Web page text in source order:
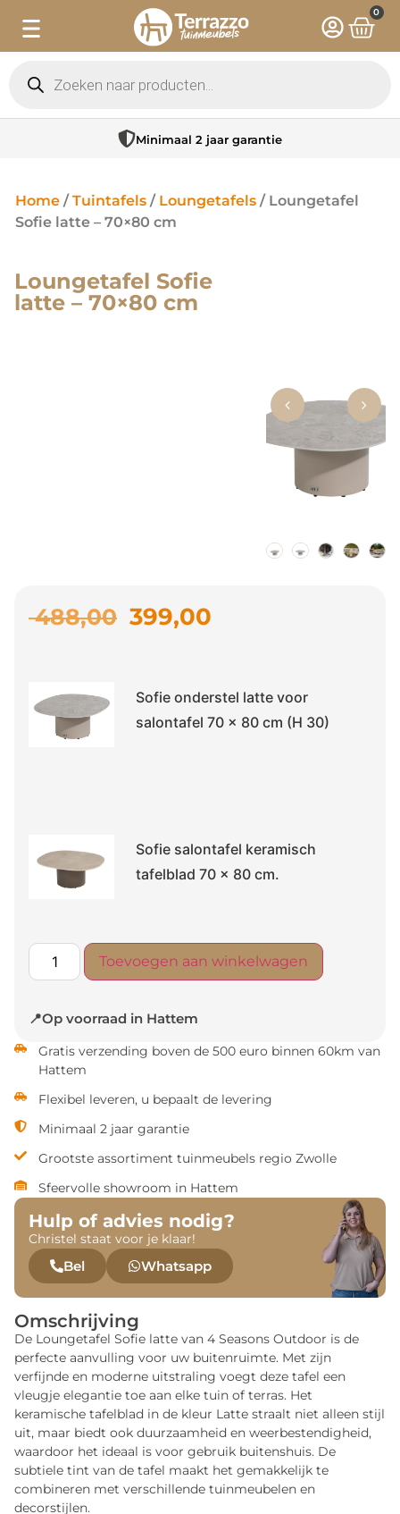
0
Minimaal 2 jaar garantie
Home /Tuintafels / Loungetafels / Loungetafel
Sofie latte – 70×80 cm
Loungetafel Sofie
latte – 70×80 cm
488,00 399,00
Sofie onderstel latte voor
salontafel 70 x 80 cm (H 30)
Sofie salontafel keramisch
tafelblad 70 x 80 cm.
Toevoegen aan winkelwagen
📍Op voorraad in Hattem
Gratis verzending boven de 500 euro binnen 60km van
Hattem
Flexibel leveren, u bepaalt de levering
Minimaal 2 jaar garantie
Grootste assortiment tuinmeubels regio Zwolle
Sfeervolle showroom in Hattem
Hulp of advies nodig?
Christel staat voor je klaar!
Bel Whatsapp
Omschrijving
De Loungetafel Sofie latte van 4 Seasons Outdoor is de
perfecte aanvulling voor uw buitenruimte. Met zijn
verfijnde en moderne uitstraling voegt deze tafel een
vleugje elegantie toe aan elke tuin of terras. Het
keramische tafelblad in de kleur Latte straalt niet alleen stijl
uit, maar biedt ook duurzaamheid en weerbestendigheid,
waardoor het ideaal is voor gebruik buitenshuis. De
subtiele tint van de tafel maakt het gemakkelijk te
combineren met verschillende tuinmeubelen en
decorstijlen.